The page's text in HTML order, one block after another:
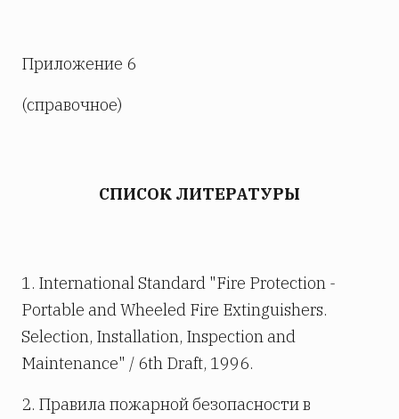
Приложение 6
(справочное)
СПИСОК ЛИТЕРАТУРЫ
1. International Standard "Fire Protection -
Portable and Wheeled Fire Extinguishers.
Selection, Installation, Inspection and
Maintenance" / 6th Draft, 1996.
2. Правила пожарной безопасности в